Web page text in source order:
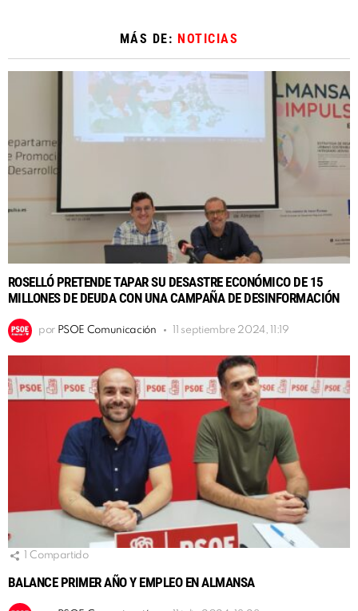
MÁS DE: NOTICIAS
ROSELLÓ PRETENDE TAPAR SU DESASTRE ECONÓMICO DE 15
MILLONES DE DEUDA CON UNA CAMPAÑA DE DESINFORMACIÓN
por PSOE Comunicación 11 septiembre 2024, 11:19
Compartido
BALANCE PRIMER AÑO Y EMPLEO EN ALMANSA